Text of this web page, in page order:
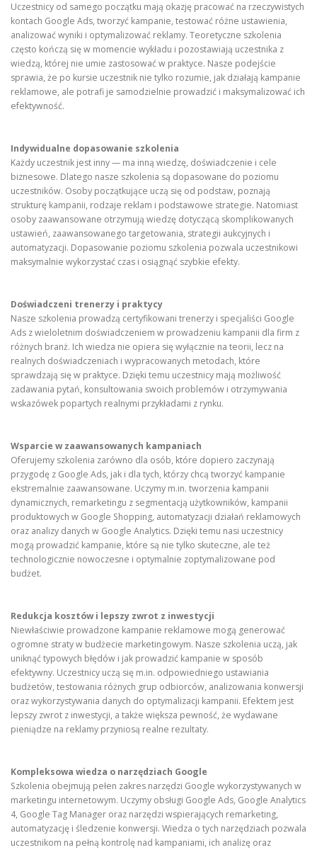
Uczestnicy od samego początku mają okazję pracować na rzeczywistych
kontach Google Ads, tworzyć kampanie, testować różne ustawienia,
analizować wyniki i optymalizować reklamy. Teoretyczne szkolenia
często kończą się w momencie wykładu i pozostawiają uczestnika z
wiedzą, której nie umie zastosować w praktyce. Nasze podejście
sprawia, że po kursie uczestnik nie tylko rozumie, jak działają kampanie
reklamowe, ale potrafi je samodzielnie prowadzić i maksymalizować ich
efektywność.
Indywidualne dopasowanie szkolenia
Każdy uczestnik jest inny — ma inną wiedzę, doświadczenie i cele
biznesowe. Dlatego nasze szkolenia są dopasowane do poziomu
uczestników. Osoby początkujące uczą się od podstaw, poznają
strukturę kampanii, rodzaje reklam i podstawowe strategie. Natomiast
osoby zaawansowane otrzymują wiedzę dotyczącą skomplikowanych
ustawień, zaawansowanego targetowania, strategii aukcyjnych i
automatyzacji. Dopasowanie poziomu szkolenia pozwala uczestnikowi
maksymalnie wykorzystać czas i osiągnąć szybkie efekty.
Doświadczeni trenerzy i praktycy
Nasze szkolenia prowadzą certyfikowani trenerzy i specjaliści Google
Ads z wieloletnim doświadczeniem w prowadzeniu kampanii dla firm z
różnych branż. Ich wiedza nie opiera się wyłącznie na teorii, lecz na
realnych doświadczeniach i wypracowanych metodach, które
sprawdzają się w praktyce. Dzięki temu uczestnicy mają możliwość
zadawania pytań, konsultowania swoich problemów i otrzymywania
wskazówek popartych realnymi przykładami z rynku.
Wsparcie w zaawansowanych kampaniach
Oferujemy szkolenia zarówno dla osób, które dopiero zaczynają
przygodę z Google Ads, jak i dla tych, którzy chcą tworzyć kampanie
ekstremalnie zaawansowane. Uczymy m.in. tworzenia kampanii
dynamicznych, remarketingu z segmentacją użytkowników, kampanii
produktowych w Google Shopping, automatyzacji działań reklamowych
oraz analizy danych w Google Analytics. Dzięki temu nasi uczestnicy
mogą prowadzić kampanie, które są nie tylko skuteczne, ale też
technologicznie nowoczesne i optymalnie zoptymalizowane pod
budżet.
Redukcja kosztów i lepszy zwrot z inwestycji
Niewłaściwie prowadzone kampanie reklamowe mogą generować
ogromne straty w budżecie marketingowym. Nasze szkolenia uczą, jak
uniknąć typowych błędów i jak prowadzić kampanie w sposób
efektywny. Uczestnicy uczą się m.in. odpowiedniego ustawiania
budżetów, testowania różnych grup odbiorców, analizowania konwersji
oraz wykorzystywania danych do optymalizacji kampanii. Efektem jest
lepszy zwrot z inwestycji, a także większa pewność, że wydawane
pieniądze na reklamy przyniosą realne rezultaty.
Kompleksowa wiedza o narzędziach Google
Szkolenia obejmują pełen zakres narzędzi Google wykorzystywanych w
marketingu internetowym. Uczymy obsługi Google Ads, Google Analytics
4, Google Tag Manager oraz narzędzi wspierających remarketing,
automatyzację i śledzenie konwersji. Wiedza o tych narzędziach pozwala
uczestnikom na pełną kontrolę nad kampaniami, ich analizę oraz